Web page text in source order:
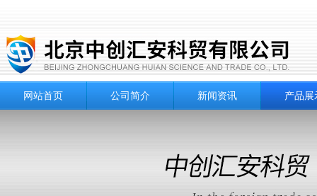
网站首页 公司简介 新闻资讯 产品展